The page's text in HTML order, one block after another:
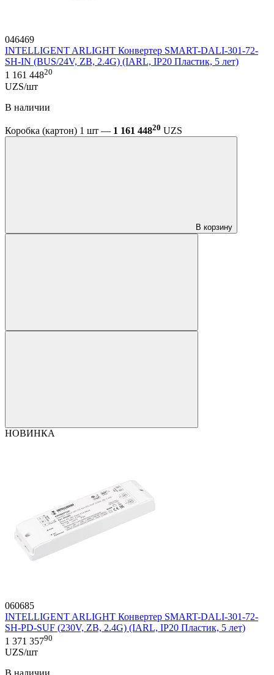
046469
INTELLIGENT ARLIGHT Конвертер SMART-DALI-301-72-
SH-IN (BUS/24V, ZB, 2.4G) (IARL, IP20 Пластик, 5 лет)
1 161 44820
UZS/шт
В наличии
Коробка (картон) 1 шт — 1 161 44820 UZS
В корзину
НОВИНКА
060685
INTELLIGENT ARLIGHT Конвертер SMART-DALI-301-72-
SH-PD-SUF (230V, ZB, 2.4G) (IARL, IP20 Пластик, 5 лет)
1 371 35790
UZS/шт